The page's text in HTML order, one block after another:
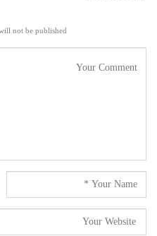
not be published.